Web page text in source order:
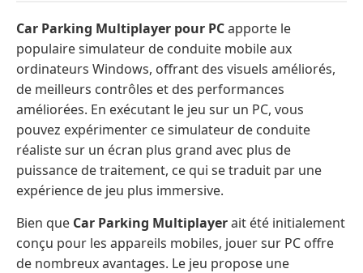
Car Parking Multiplayer pour PCapporte le
populaire simulateur de conduite mobile aux
ordinateurs Windows, offrant des visuels améliorés,
de meilleurs contrôles et des performances
améliorées. En exécutant le jeu sur un PC, vous
pouvez expérimenter ce simulateur de conduite
réaliste sur un écran plus grand avec plus de
puissance de traitement, ce qui se traduit par une
expérience de jeu plus immersive.
Bien que Car Parking Multiplayerait été initialement
conçu pour les appareils mobiles, jouer sur PC offre
de nombreux avantages. Le jeu propose une